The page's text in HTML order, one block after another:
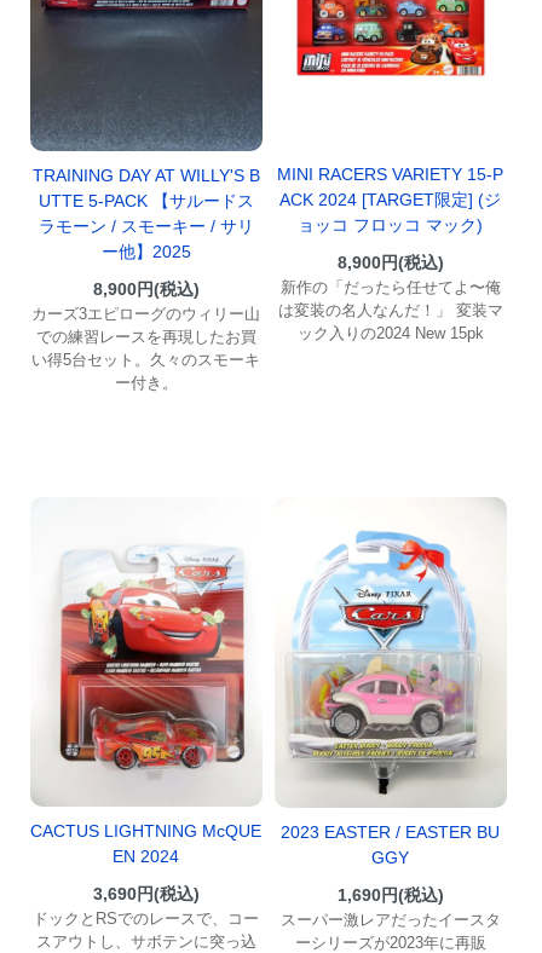
TRAINING DAY AT WILLY'S B
UTTE 5-PACK 【サルードス
ラモーン / スモーキー / サリ
ー他】2025
8,900円(税込)
カーズ3エピローグのウィリー山
での練習レースを再現したお買
い得5台セット。久々のスモーキ
ー付き。
MINI RACERS VARIETY 15-P
ACK 2024 [TARGET限定] (ジ
ョッコ フロッコ マック)
8,900円(税込)
新作の「だったら任せてよ〜俺
は変装の名人なんだ！」 変装マ
ック入りの2024 New 15pk
CACTUS LIGHTNING McQUE
EN 2024
3,690円(税込)
ドックとRSでのレースで、コー
スアウトし、サボテンに突っ込
2023 EASTER / EASTER BU
GGY
1,690円(税込)
スーパー激レアだったイースタ
ーシリーズが2023年に再販